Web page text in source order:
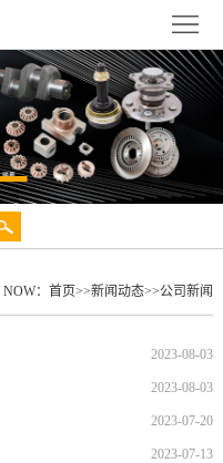
NOW：首页>>新闻动态>>公司新闻
2023-08-03
2023-08-03
2023-07-20
2023-07-13